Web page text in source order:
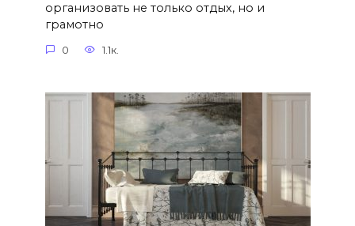
организовать не только отдых, но и
грамотно
0 1.1к.